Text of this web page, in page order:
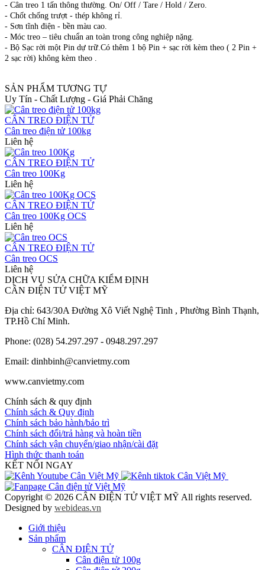
- Cân treo 1 tấn thông thường. On/ Off / Tare / Hold / Zero.
- Chốt chống trượt - thép không rỉ.
- Sơn tĩnh điện - bền màu cao.
- Móc treo – tiêu chuẩn an toàn trong công nghiệp nặng.
- Bộ Sạc rời một Pin dự trữ.Có thêm 1 bộ Pin + sạc rời kèm theo ( 2 Pin +
2 sạc rời) không kèm theo .
SẢN PHẨM TƯƠNG TỰ
Uy Tín - Chất Lượng - Giá Phải Chăng
CÂN TREO ĐIỆN TỬ
Cân treo điện tử 100kg
Liên hệ
CÂN TREO ĐIỆN TỬ
Cân treo 100Kg
Liên hệ
CÂN TREO ĐIỆN TỬ
Cân treo 100Kg OCS
Liên hệ
CÂN TREO ĐIỆN TỬ
Cân treo OCS
Liên hệ
DỊCH VỤ SỬA CHỮA KIỂM ĐỊNH
CÂN ĐIỆN TỬ VIỆT MỸ
Địa chỉ: 643/30A Đường Xô Viết Nghệ Tinh , Phường Bình Thạnh,
TP.Hồ Chí Minh.
Phone: (028) 54.297.297 - 0948.297.297
Email: dinhbinh@canvietmy.com
www.canvietmy.com
Chính sách & quy định
Chính sách & Quy định
Chính sách bảo hành/bảo trì
Chính sách đổi/trả hàng và hoàn tiền
Chính sách vận chuyển/giao nhận/cài đặt
Hình thức thanh toán
KẾT NỐI NGAY
Copyright © 2026 CÂN ĐIỆN TỬ VIỆT MỸ All rights reserved.
Designed by webideas.vn
Giới thiệu
Sản phẩm
CÂN ĐIỆN TỬ
Cân điện tử 100g